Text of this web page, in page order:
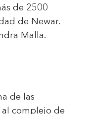
de 2500
de Newar.
Malla.
de las
al complejo de